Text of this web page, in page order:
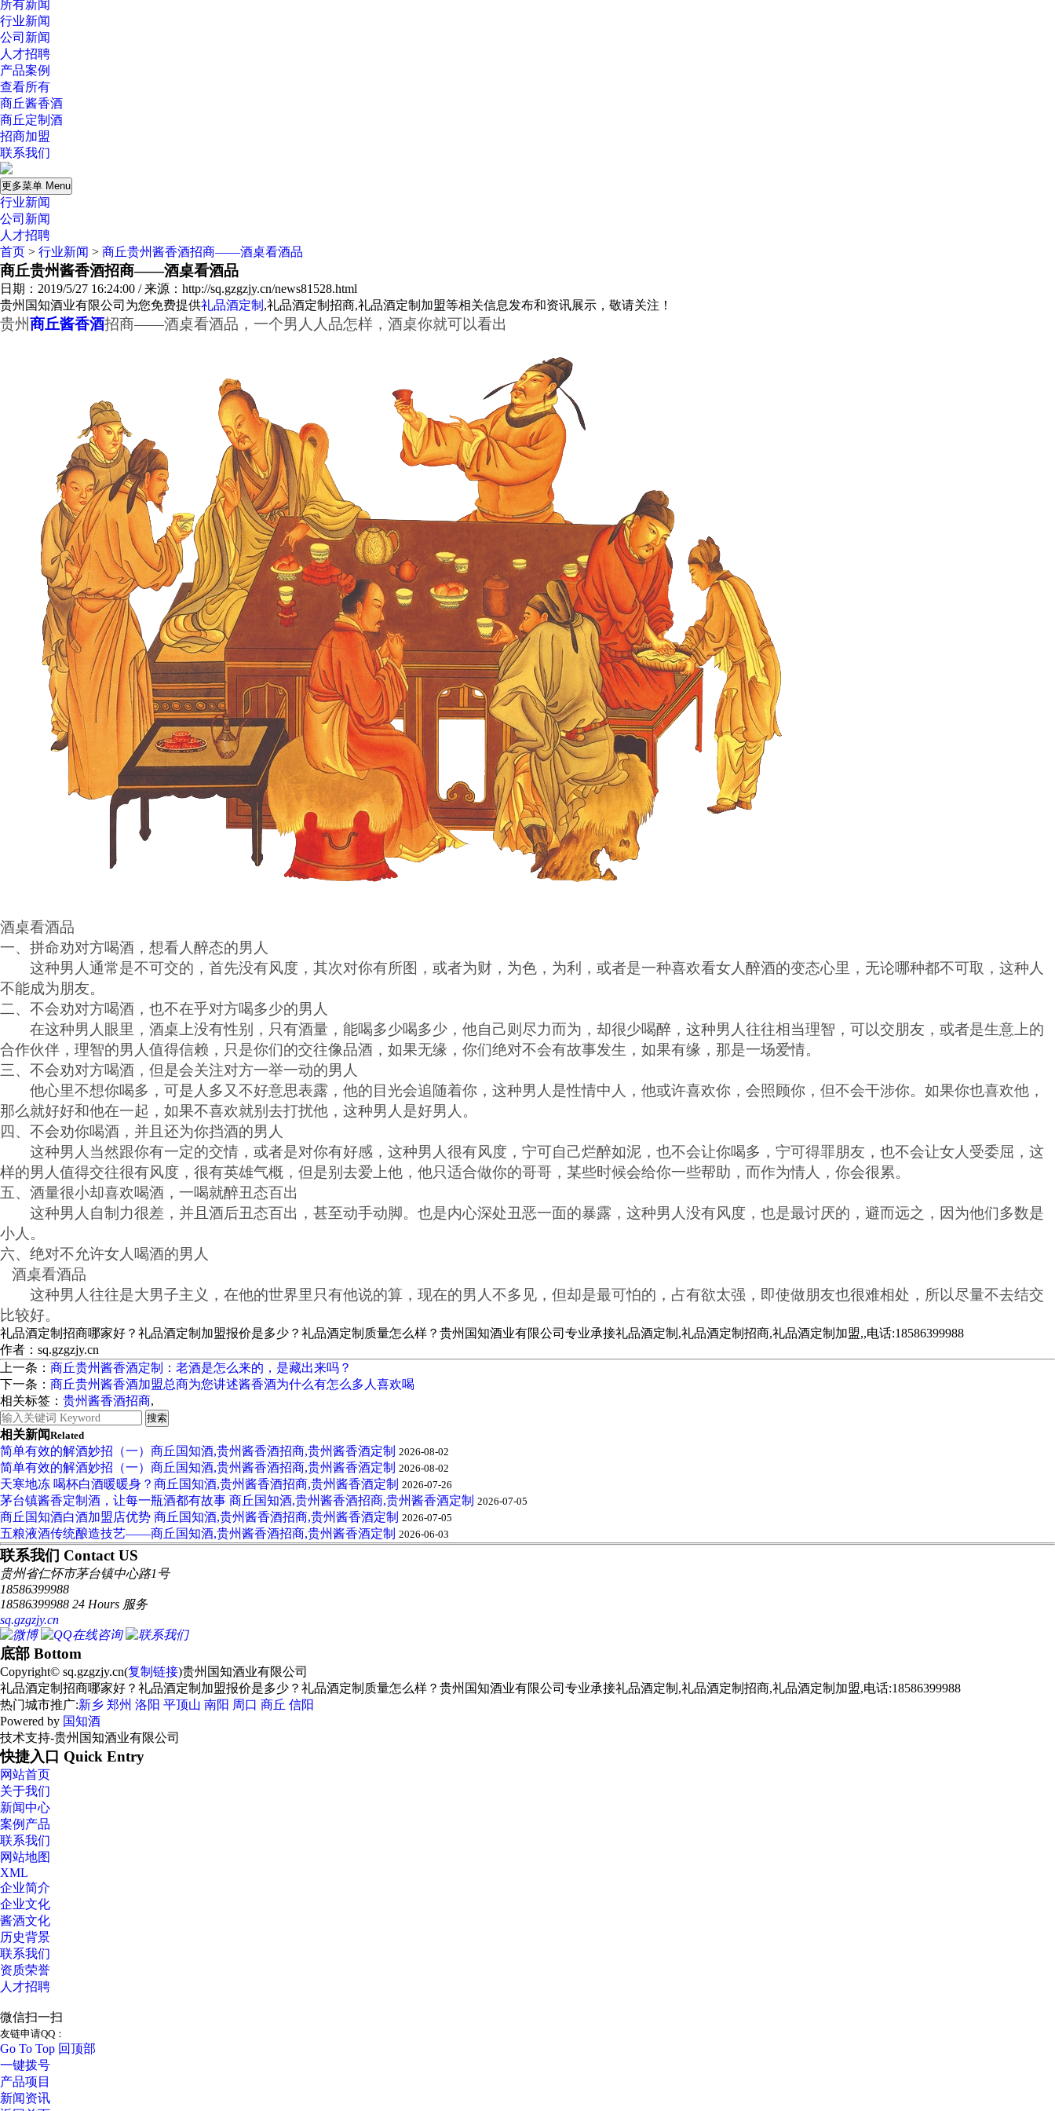
所有新闻
行业新闻
公司新闻
人才招聘
产品案例
查看所有
商丘酱香酒
商丘定制酒
招商加盟
联系我们
更多菜单 Menu
行业新闻
公司新闻
人才招聘
首页 > 行业新闻 > 商丘贵州酱香酒招商——酒桌看酒品
商丘贵州酱香酒招商——酒桌看酒品
日期：2019/5/27 16:24:00 / 来源：http://sq.gzgzjy.cn/news81528.html
贵州国知酒业有限公司为您免费提供礼品酒定制 ,礼品酒定制招商,礼品酒定制加盟等相关信息发布和资讯展示，敬请关注！
贵州商丘酱香酒招商——酒桌看酒品，一个男人人品怎样，酒桌你就可以看出
酒桌看酒品
一、拼命劝对方喝酒，想看人醉态的男人
这种男人通常是不可交的，首先没有风度，其次对你有所图，或者为财，为色，为利，或者是一种喜欢看女人醉酒的变态心里，无论哪种都不可取，这种人
不能成为朋友。
二、不会劝对方喝酒，也不在乎对方喝多少的男人
在这种男人眼里，酒桌上没有性别，只有酒量，能喝多少喝多少，他自己则尽力而为，却很少喝醉，这种男人往往相当理智，可以交朋友，或者是生意上的
合作伙伴，理智的男人值得信赖，只是你们的交往像品酒，如果无缘，你们绝对不会有故事发生，如果有缘，那是一场爱情。
三、不会劝对方喝酒，但是会关注对方一举一动的男人
他心里不想你喝多，可是人多又不好意思表露，他的目光会追随着你，这种男人是性情中人，他或许喜欢你，会照顾你，但不会干涉你。如果你也喜欢他，
那么就好好和他在一起，如果不喜欢就别去打扰他，这种男人是好男人。
四、不会劝你喝酒，并且还为你挡酒的男人
这种男人当然跟你有一定的交情，或者是对你有好感，这种男人很有风度，宁可自己烂醉如泥，也不会让你喝多，宁可得罪朋友，也不会让女人受委屈，这
样的男人值得交往很有风度，很有英雄气概，但是别去爱上他，他只适合做你的哥哥，某些时候会给你一些帮助，而作为情人，你会很累。
五、酒量很小却喜欢喝酒，一喝就醉丑态百出
这种男人自制力很差，并且酒后丑态百出，甚至动手动脚。也是内心深处丑恶一面的暴露，这种男人没有风度，也是最讨厌的，避而远之，因为他们多数是
小人。
六、绝对不允许女人喝酒的男人
酒桌看酒品
这种男人往往是大男子主义，在他的世界里只有他说的算，现在的男人不多见，但却是最可怕的，占有欲太强，即使做朋友也很难相处，所以尽量不去结交
比较好。
礼品酒定制招商哪家好？礼品酒定制加盟报价是多少？礼品酒定制质量怎么样？贵州国知酒业有限公司专业承接礼品酒定制,礼品酒定制招商,礼品酒定制加盟,,电话:18586399988
作者：sq.gzgzjy.cn
上一条： 商丘贵州酱香酒定制：老酒是怎么来的，是藏出来吗？
下一条： 商丘贵州酱香酒加盟总商为您讲述酱香酒为什么有怎么多人喜欢喝
相关标签： 贵州酱香酒招商,
相关新闻Related
简单有效的解酒妙招（一）商丘国知酒,贵州酱香酒招商,贵州酱香酒定制 2026-08-02
简单有效的解酒妙招（一）商丘国知酒,贵州酱香酒招商,贵州酱香酒定制 2026-08-02
天寒地冻 喝杯白酒暖暖身？商丘国知酒,贵州酱香酒招商,贵州酱香酒定制 2026-07-26
茅台镇酱香定制酒，让每一瓶酒都有故事 商丘国知酒,贵州酱香酒招商,贵州酱香酒定制 2026-07-05
商丘国知酒白酒加盟店优势 商丘国知酒,贵州酱香酒招商,贵州酱香酒定制 2026-07-05
五粮液酒传统酿造技艺——商丘国知酒,贵州酱香酒招商,贵州酱香酒定制 2026-06-03
联系我们 Contact US
贵州省仁怀市茅台镇中心路1号
18586399988
18586399988 24 Hours 服务
sq.gzgzjy.cn
底部 Bottom
Copyright© sq.gzgzjy.cn(复制链接)贵州国知酒业有限公司
礼品酒定制招商哪家好？礼品酒定制加盟报价是多少？礼品酒定制质量怎么样？贵州国知酒业有限公司专业承接礼品酒定制,礼品酒定制招商,礼品酒定制加盟,电话:18586399988
热门城市推广:新乡 郑州 洛阳 平顶山 南阳 周口 商丘 信阳
Powered by 国知酒
技术支持-贵州国知酒业有限公司
快捷入口 Quick Entry
网站首页
关于我们
新闻中心
案例产品
联系我们
网站地图
XML
企业简介
企业文化
酱酒文化
历史背景
联系我们
资质荣誉
人才招聘
微信扫一扫
友链申请QQ：
Go To Top 回顶部
一键拨号
产品项目
新闻资讯